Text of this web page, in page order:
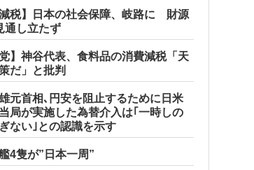
減税】日本の社会保障、岐路に 財源
通し立たず
党】神谷代表、食料品の消費減税「天
だ」と批判
元首相､円安を阻止するために日米
局が実施した為替介入は｢一時しの
ない｣との認識を示す
4隻が”日本一周”